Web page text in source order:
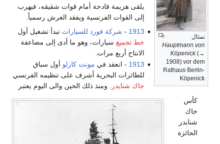
تمثال
Hauptmann von
Köpenick(→
1908) vor dem
Rathaus Berlin-
Köpenick
يلقى هزيمة فادحة أمام قوات شقيقه، فيهرب
إلى القوات الفرنسية ويفقد العرش رسمياً.
1913
- شركة فورد للسيارات تبدأ تشغيل أول
خط تجميع سيارات، وهو ما أدى إلى مضاعفة
الانتاج أربع مرات.
1913 - انعقد في مونت كارلو أول سباق
للطائرات البحرية أشرف على تنظيمه الفرنسي
جاك شنايدر
. ومنذ ذلك الحين والى اليوم يعتبر
كأس
جاك
شنايدر
الجائزة